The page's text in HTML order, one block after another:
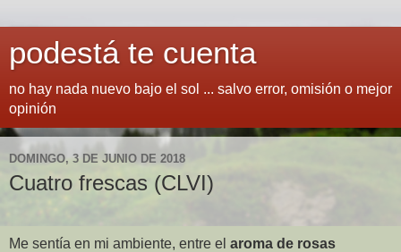
podestá te cuenta
no hay nada nuevo bajo el sol ... salvo error, omisión o mejor
opinión
DOMINGO, 3 DE JUNIO DE 2018
Cuatro frescas (CLVI)
Me sentía en mi ambiente, entre el aroma de rosas